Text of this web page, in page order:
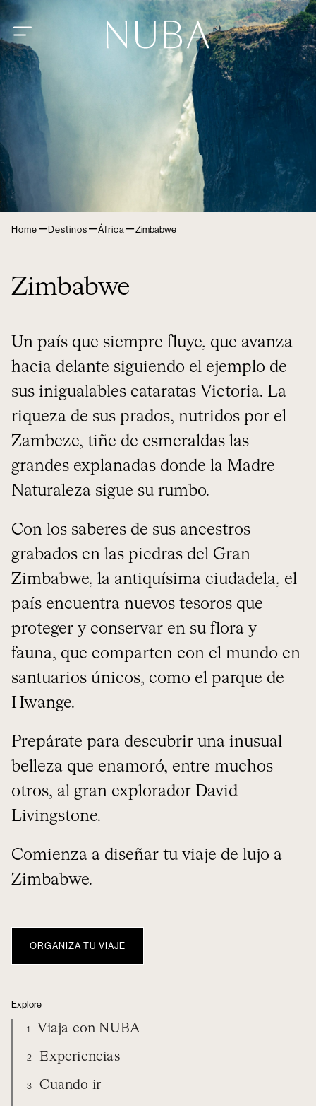
Home – Destinos –África –Zimbabwe
Zimbabwe
Un país que siempre fluye, que avanza
hacia delante siguiendo el ejemplo de
sus inigualables cataratas Victoria. La
riqueza de sus prados, nutridos por el
Zambeze, tiñe de esmeraldas las
grandes explanadas donde la Madre
Naturaleza sigue su rumbo.
Con los saberes de sus ancestros
grabados en las piedras del Gran
Zimbabwe, la antiquísima ciudadela, el
país encuentra nuevos tesoros que
proteger y conservar en su flora y
fauna, que comparten con el mundo en
santuarios únicos, como el parque de
Hwange.
Prepárate para descubrir una inusual
belleza que enamoró, entre muchos
otros, al gran explorador David
Livingstone.
Comienza a diseñar tu viaje de lujo a
Zimbabwe.
ORGANIZA TU VIAJE
Explore
1 Viaja con NUBA
2 Experiencias
3 Cuando ir